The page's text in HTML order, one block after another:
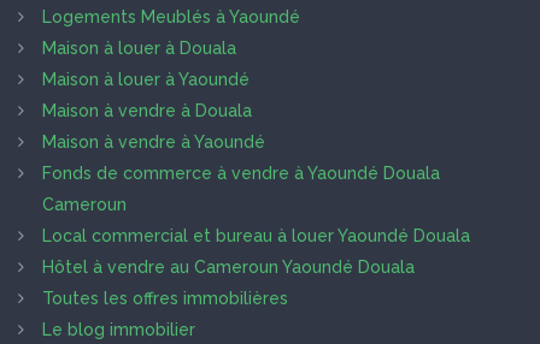
Logements Meublés à Yaoundé
Maison à louer à Douala
Maison à louer à Yaoundé
Maison à vendre à Douala
Maison à vendre à Yaoundé
Fonds de commerce à vendre à Yaoundé Douala
Cameroun
Local commercial et bureau à louer Yaoundé Douala
Hôtel à vendre au Cameroun Yaoundé Douala
Toutes les offres immobilières
Le blog immobilier